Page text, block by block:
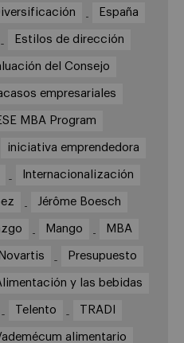
España
Estilos de dirección
del Consejo
empresariales
MBA Program
iniciativa emprendedora
Internacionalización
Jérôme Boesch
Mango MBA
Novartis Presupuesto
y las bebidas
Telento TRADI
alimentario